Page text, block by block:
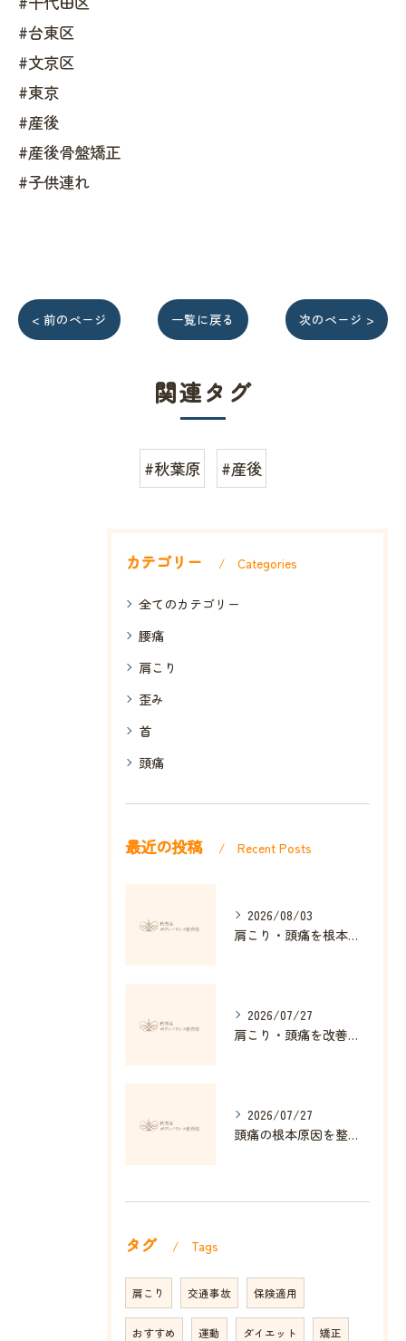
#台東区
#文京区
#東京
#産後
#産後骨盤矯正
#子供連れ
< 前のページ 一覧に戻る 次のページ >
関連タグ
#秋葉原 #産後
カテゴリー Categories
全てのカテゴリー
腰痛
肩こり
歪み
首
頭痛
最近の投稿 Recent Posts
2026/08/03
肩こり・頭痛を根本改善する整体の秘訣
2026/07/27
肩こり・頭痛を改善する姿勢矯正の効果とは
2026/07/27
頭痛の根本原因を整体で解消する方法
タグ Tags
肩こり 交通事故 保険適用
おすすめ 運動 ダイエット 矯正